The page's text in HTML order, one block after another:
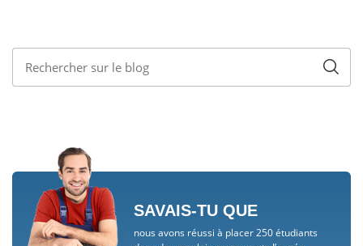
SAVAIS-TU QUE
nous avons réussi à placer 250 étudiants